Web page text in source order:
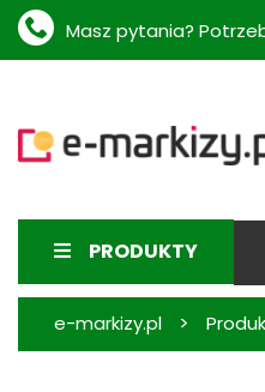
Masz pytania?
PRODUKTY
e-markizy.pl >